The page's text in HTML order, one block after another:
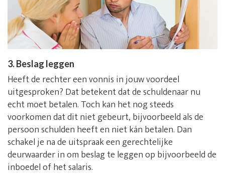
3. Beslag leggen
Heeft de rechter een vonnis in jouw voordeel
uitgesproken? Dat betekent dat de schuldenaar nu
echt moet betalen. Toch kan het nog steeds
voorkomen dat dit niet gebeurt, bijvoorbeeld als de
persoon schulden heeft en niet kán betalen. Dan
schakel je na de uitspraak een gerechtelijke
deurwaarder in om beslag te leggen op bijvoorbeeld de
inboedel of het salaris.